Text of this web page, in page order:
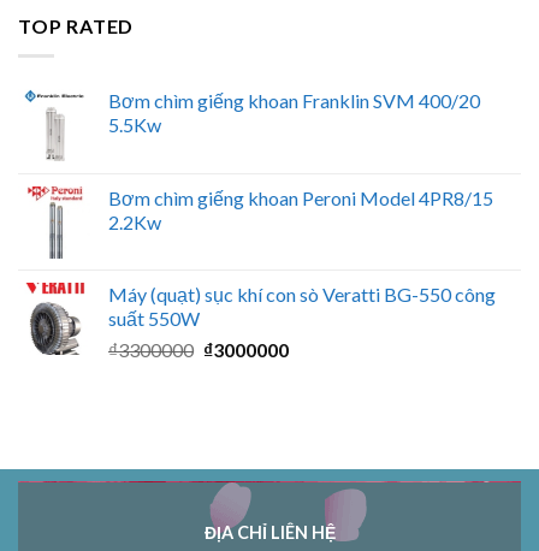
TOP RATED
Bơm chìm giếng khoan Franklin SVM 400/20
5.5Kw
Bơm chìm giếng khoan Peroni Model 4PR8/15
2.2Kw
Máy (quạt) sục khí con sò Veratti BG-550 công
suất 550W
₫3300000 Giá
₫3000000Giá
ĐỊA CHỈ LIÊN HỆ